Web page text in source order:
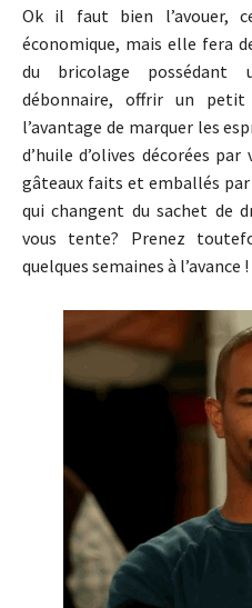
Ok il faut bien l’avouer,
économique, mais elle fera
du bricolage
débonnaire, offrir un petit
l’avantage de marquer les
d’huile d’olives décorées
gâteaux faits et emballés
qui changent du sachet de
vous tente? Prenez
quelques semaines à l’avance !